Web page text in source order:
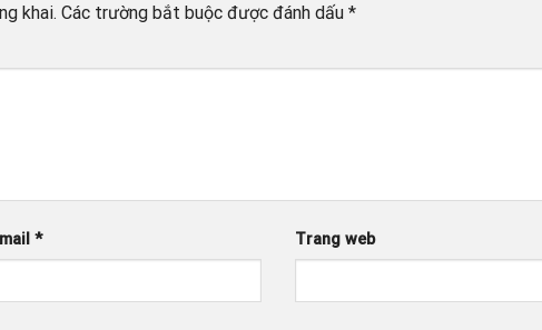
khai. Các trường bắt buộc được đánh dấu *
* Trang web